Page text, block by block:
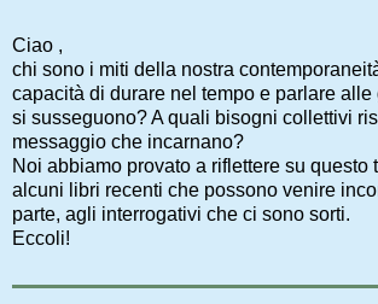
Ciao ,
chi sono i miti della nostra
capacità di durare nel tempo e parlare
si susseguono? A quali bisogni collettivi
messaggio che incarnano?
Noi abbiamo provato a riflettere su questo
alcuni libri recenti che possono venire
parte, agli interrogativi che ci sono sorti.
Eccoli!